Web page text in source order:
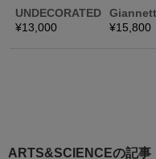
ARTS&SCIENCEの記事